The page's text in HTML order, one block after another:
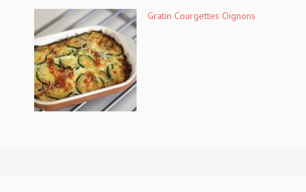
Gratin Courgettes Oignons